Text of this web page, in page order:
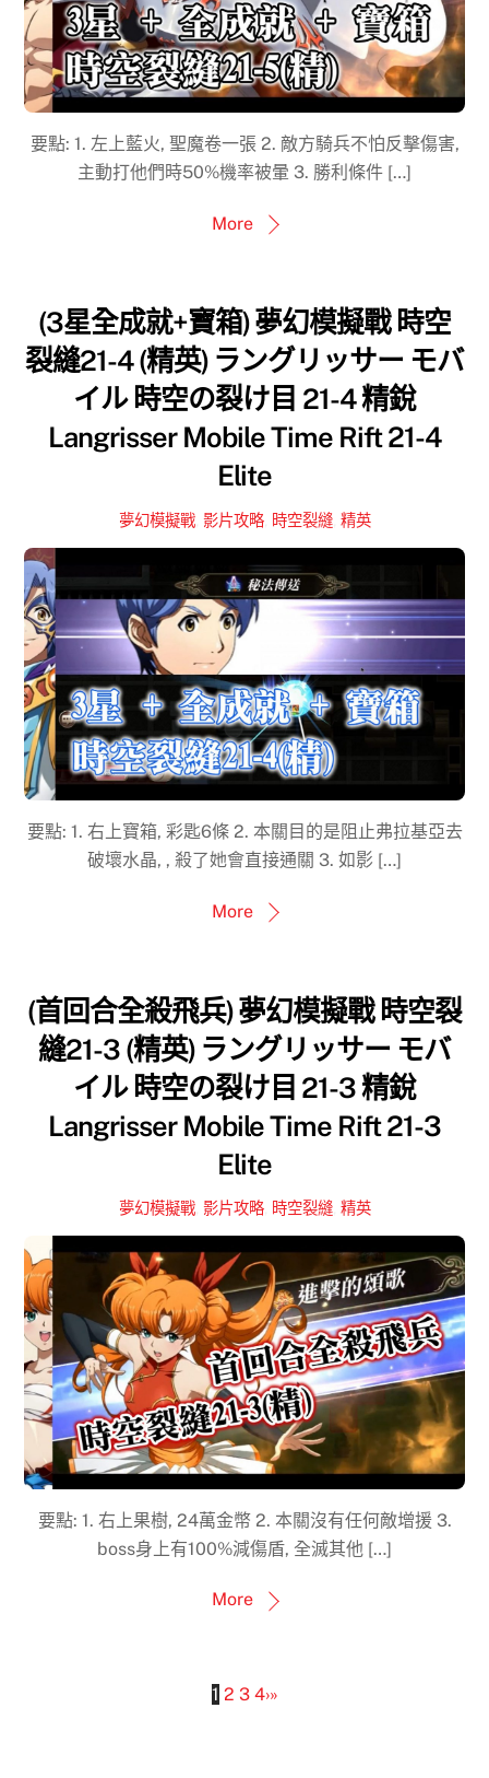
要點: 1. 左上藍火, 聖魔卷一張 2. 敵方騎兵不怕反擊傷害,
主動打他們時50%機率被暈 3. 勝利條件 […]
More
(3星全成就+寶箱) 夢幻模擬戰 時空
裂縫21-4 (精英) ラングリッサー モバ
イル 時空の裂け目 21-4 精銳
Langrisser Mobile Time Rift 21-4
Elite
夢幻模擬戰, 影片攻略, 時空裂縫, 精英
要點: 1. 右上寶箱, 彩匙6條 2. 本關目的是阻止弗拉基亞去
破壞水晶, , 殺了她會直接通關 3. 如影 […]
More
(首回合全殺飛兵) 夢幻模擬戰 時空裂
縫21-3 (精英) ラングリッサー モバ
イル 時空の裂け目 21-3 精銳
Langrisser Mobile Time Rift 21-3
Elite
夢幻模擬戰, 影片攻略, 時空裂縫, 精英
要點: 1. 右上果樹, 24萬金幣 2. 本關沒有任何敵增援 3.
boss身上有100%減傷盾, 全滅其他 […]
More
1 2 3 4›»